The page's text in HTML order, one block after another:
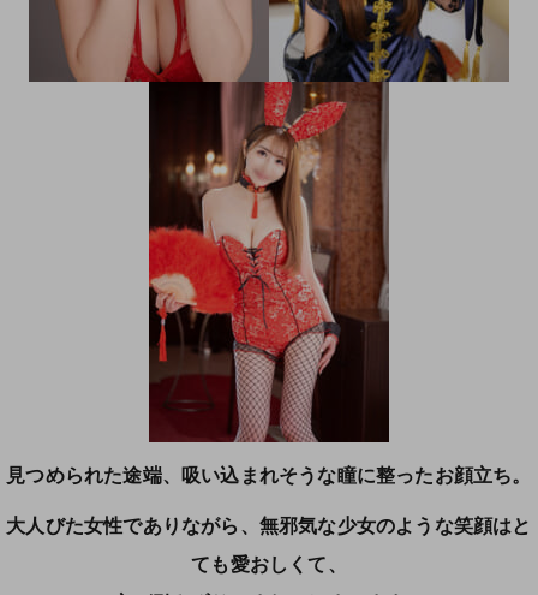
見つめられた途端、吸い込まれそうな瞳に整ったお顔立ち。
大人びた女性でありながら、無邪気な少女のような笑顔はと
ても愛おしくて、